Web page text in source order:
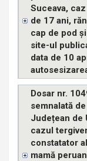
Suceava,
de 17 ani,
cap de pod
site-ul
data de 10
Dosar nr.
semnalată
Județean de
cazul
constatator
mamă